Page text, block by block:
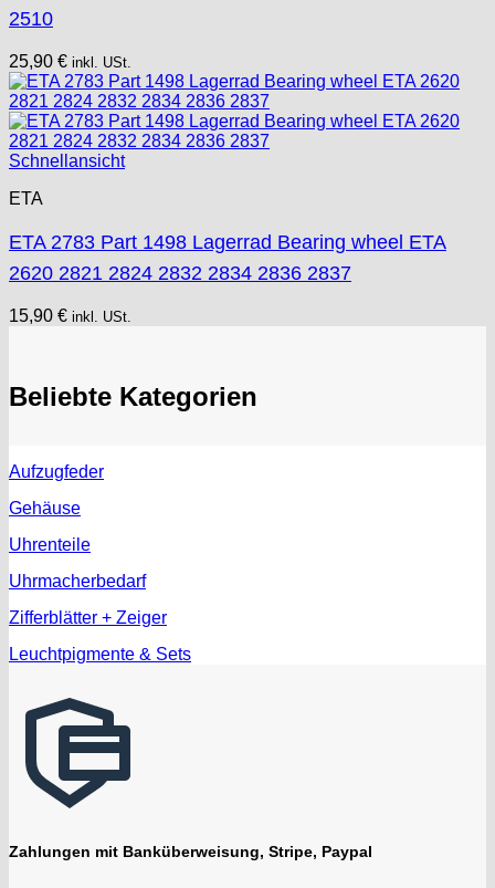
2510
25,90 € inkl. USt.
Schnellansicht
ETA
ETA 2783 Part 1498 Lagerrad Bearing wheel ETA
2620 2821 2824 2832 2834 2836 2837
15,90 € inkl. USt.
Beliebte Kategorien
Aufzugfeder
Gehäuse
Uhrenteile
Uhrmacherbedarf
Zifferblätter + Zeiger
Leuchtpigmente & Sets
Zahlungen mit Banküberweisung, Stripe, Paypal